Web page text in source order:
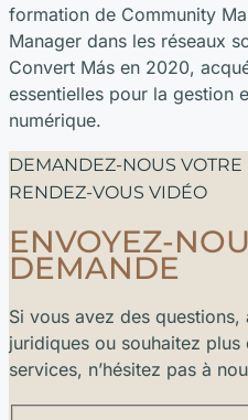
formation de Community
Manager dans les réseaux
Convert Más en 2020,
essentielles pour la gestion
numérique.
DEMANDEZ-NOUS
RENDEZ-VOUS VIDÉO
ENVOYEZ-
DEMANDE
Si vous avez des
juridiques ou souhaitez plus
services, n’hésitez pas à